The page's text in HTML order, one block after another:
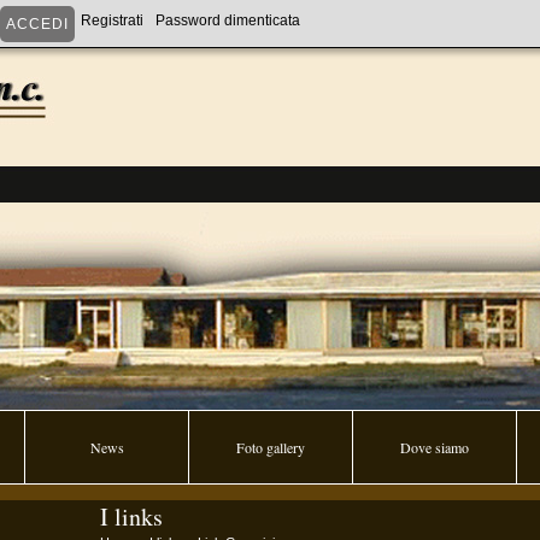
Registrati Password dimenticata
News Foto gallery Dove siamo
I links